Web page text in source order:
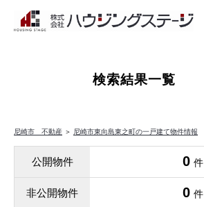
検索結果一覧
尼崎市 不動産 ＞ 尼崎市東向島東之町の一戸建て物件情報
公開物件 0 件
非公開物件 0 件